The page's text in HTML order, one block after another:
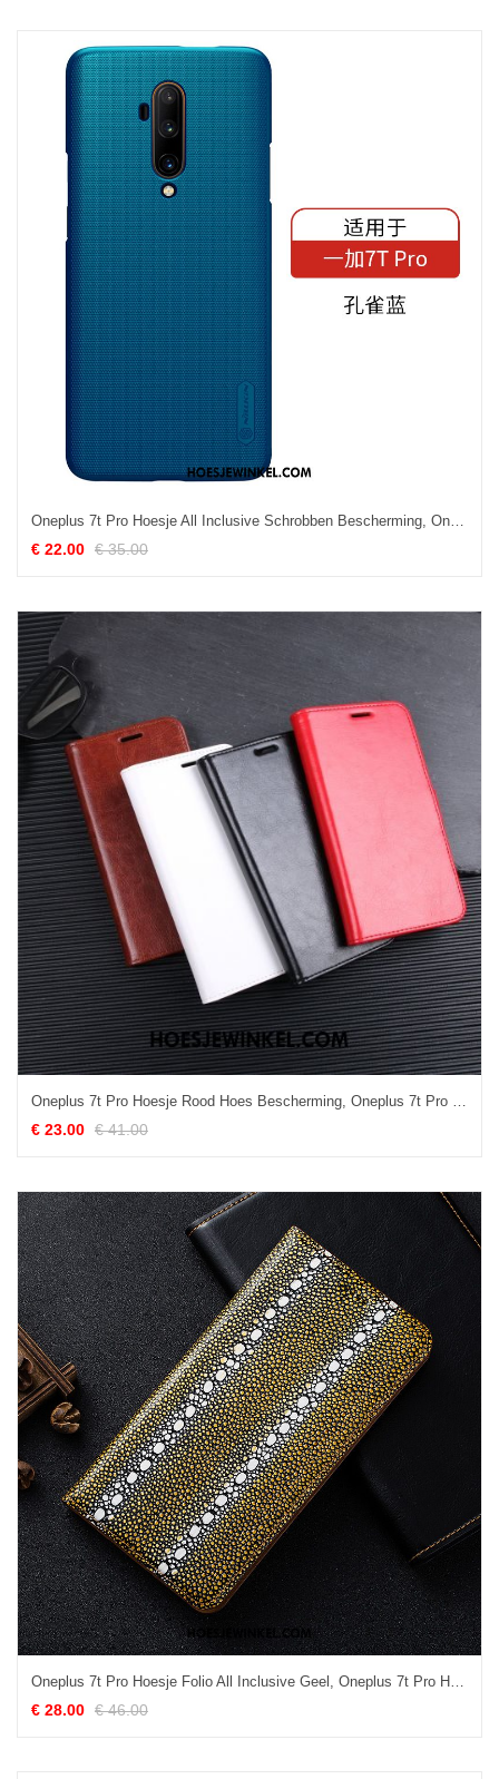
Oneplus 7t Pro Hoesje All Inclusive Schrobben Bescherming, Oneplus 7t Pro Hoesje Lichte En Dun Anti-fall
€ 22.00 € 35.00
Oneplus 7t Pro Hoesje Rood Hoes Bescherming, Oneplus 7t Pro Hoesje Mobiele Telefoon Trend
€ 23.00 € 41.00
Oneplus 7t Pro Hoesje Folio All Inclusive Geel, Oneplus 7t Pro Hoesje Hoes Anti-fall
€ 28.00 € 46.00